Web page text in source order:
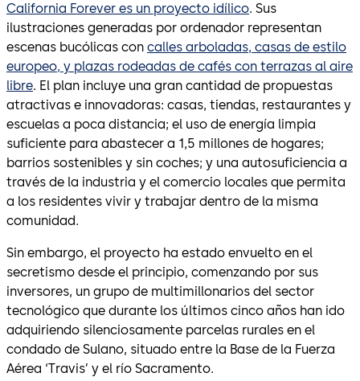
California Forever es un proyecto idílico. Sus
ilustraciones generadas por ordenador representan
escenas bucólicas con calles arboladas, casas de estilo
europeo, y plazas rodeadas de cafés con terrazas al aire
libre. El plan incluye una gran cantidad de propuestas
atractivas e innovadoras: casas, tiendas, restaurantes y
escuelas a poca distancia; el uso de energía limpia
suficiente para abastecer a 1,5 millones de hogares;
barrios sostenibles y sin coches; y una autosuficiencia a
través de la industria y el comercio locales que permita
a los residentes vivir y trabajar dentro de la misma
comunidad.
Sin embargo, el proyecto ha estado envuelto en el
secretismo desde el principio, comenzando por sus
inversores, un grupo de multimillonarios del sector
tecnológico que durante los últimos cinco años han ido
adquiriendo silenciosamente parcelas rurales en el
condado de Sulano, situado entre la Base de la Fuerza
Aérea ‘Travis’ y el río Sacramento.